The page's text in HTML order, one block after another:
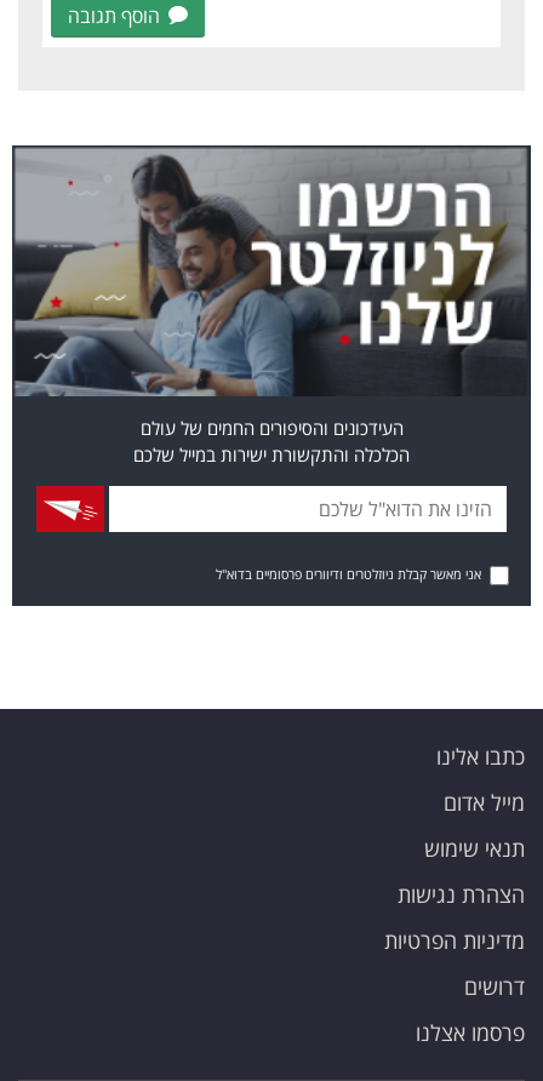
הוסף תגובה
העידכונים והסיפורים החמים של עולם
הכלכלה והתקשורת ישירות במייל שלכם
אני מאשר קבלת ניוזלטרים ודיוורים פרסומיים בדוא"ל
כתבו אלינו
מייל אדום
תנאי שימוש
הצהרת נגישות
מדיניות הפרטיות
דרושים
פרסמו אצלנו